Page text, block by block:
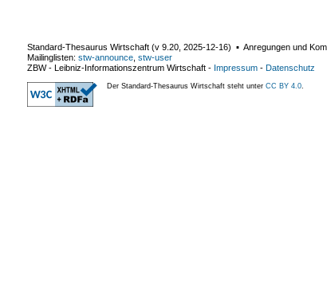
Standard-Thesaurus Wirtschaft (v 9.20 2025-12-16) ▪ Anregungen und
Mailinglisten: stw-announce stw-user
ZBW - Leibniz-Informationszentrum Wirtschaft - Impressum - Datenschutz
Der Standard-Thesaurus Wirtschaft steht unter CC BY 4.0